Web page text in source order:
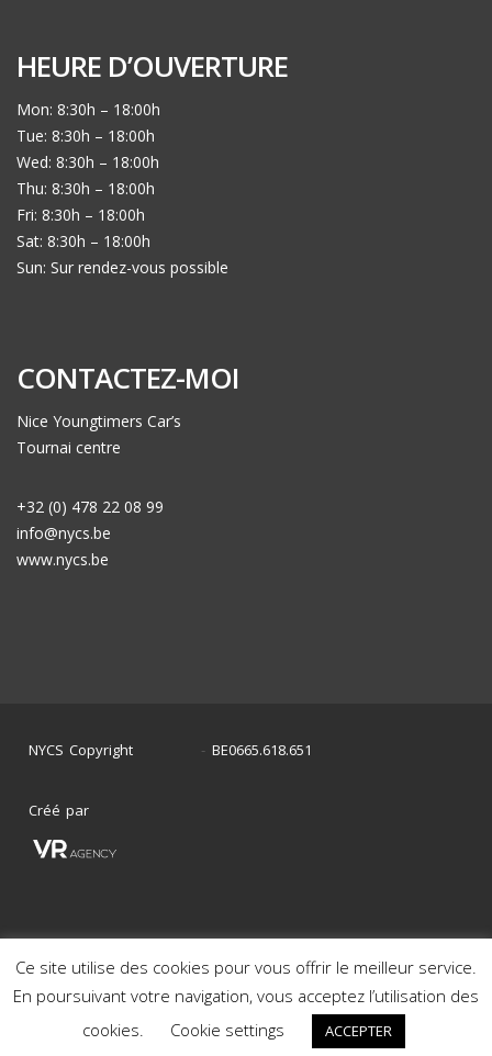
HEURE D’OUVERTURE
Mon: 8:30h – 18:00h
Tue: 8:30h – 18:00h
Wed: 8:30h – 18:00h
Thu: 8:30h – 18:00h
Fri: 8:30h – 18:00h
Sat: 8:30h – 18:00h
Sun: Sur rendez-vous possible
CONTACTEZ-MOI
Nice Youngtimers Car’s
Tournai centre
+32 (0) 478 22 08 99
info@nycs.be
www.nycs.be
NYCS Copyright - BE0665.618.651
Créé par
Nos voitures en stock
Nos voitures déjà vendues Mentions Légales
Ce site utilise des cookies pour vous offrir le meilleur service.
En poursuivant votre navigation, vous acceptez l’utilisation des
cookies.
Cookie settings ACCEPTER